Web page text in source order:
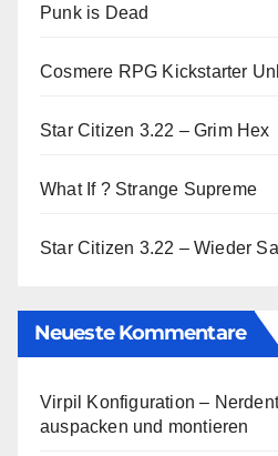
Punk is Dead
Cosmere RPG Kickstarter
Star Citizen 3.22 – Grim Hex
What If ? Strange Supreme
Star Citizen 3.22 – Wieder
Neueste Kommentare
Virpil Konfiguration –
auspacken und montieren